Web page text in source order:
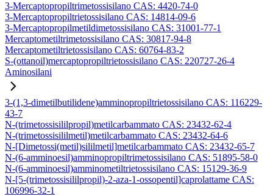
3-Mercaptopropiltrimetossisilano CAS: 4420-74-0
3-Mercaptopropiltrietossisilano CAS: 14814-09-6
3-Mercaptopropilmetildimetossisilano CAS: 31001-77-1
Mercaptometiltrimetossisilano CAS: 30817-94-8
Mercaptometiltrietossisilano CAS: 60764-83-2
S-(ottanoil)mercaptopropiltrietossisilano CAS: 220727-26-4
Aminosilani
3-(1,3-dimetilbutilidene)amminopropiltrietossisilano CAS: 116229-
43-7
N-(trimetossisililpropil)metilcarbammato CAS: 23432-62-4
N-(trimetossisililmetil)metilcarbammato CAS: 23432-64-6
N-[Dimetossi(metil)sililmetil]metilcarbammato CAS: 23432-65-7
N-(6-amminoesil)amminopropiltrimetossisilano CAS: 51895-58-0
N-(6-amminoesil)amminometiltrietossisilano CAS: 15129-36-9
N-[5-(trimetossisililpropil)-2-aza-1-ossopentil]caprolattame CAS:
106996-32-1